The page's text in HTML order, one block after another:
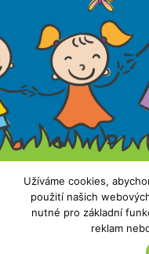
Všechna práva
Užíváme cookies,
použití našich
nutné pro základní
reklam